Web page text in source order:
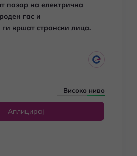
пазар на електрична
гас и
ги вршат странски лица.
Високо ниво
Аплицирај